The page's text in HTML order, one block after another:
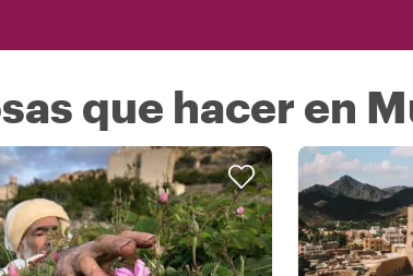
que hacer en